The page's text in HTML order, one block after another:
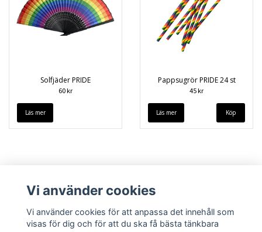
Solfjäder PRIDE
60 kr
Läs mer
Pappsugrör PRIDE 24 st
45 kr
Läs mer
Vi använder cookies
Vi använder cookies för att anpassa det innehåll som
visas för dig och för att du ska få bästa tänkbara